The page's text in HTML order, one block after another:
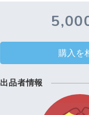
購入を
出品者情報